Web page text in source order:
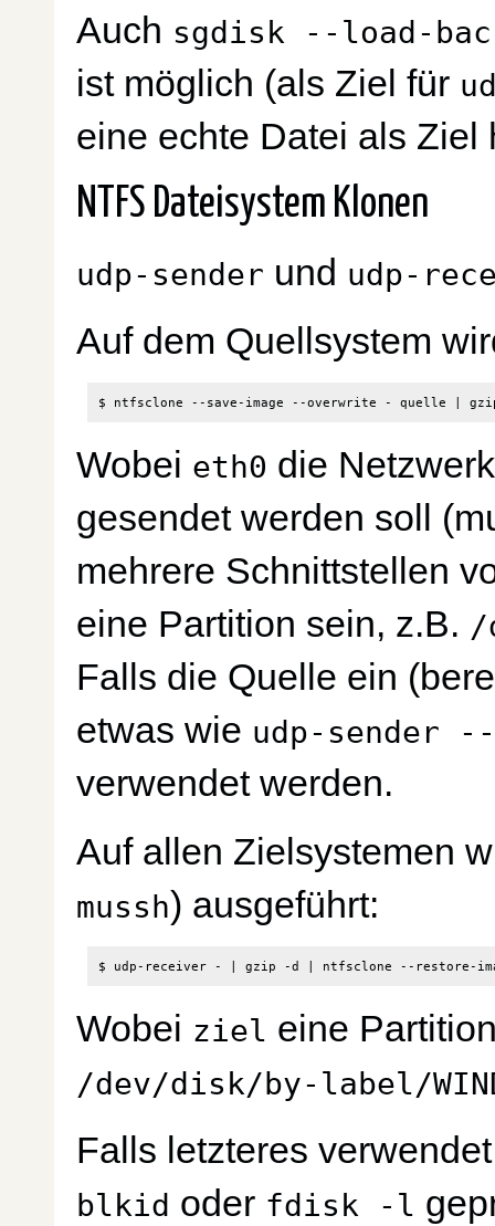
Auch sgdisk --load-
ist möglich (als Ziel für
eine echte Datei als Ziel
NTFS Dateisystem Klonen
udp-sender und udp-
Auf dem Quellsystem
$ ntfsclone --save-image --overwrite - quelle
Wobei eth0 die
gesendet werden soll
mehrere Schnittstellen
eine Partition sein, z.B. /
Falls die Quelle ein
etwas wie udp-sender
verwendet werden.
Auf allen Zielsystemen
mussh) ausgeführt:
$ udp-receiver - gzip -d ntfsclone --restore-
Wobei ziel eine
/dev/disk/by-label/
Falls letzteres
blkid oder fdisk -l